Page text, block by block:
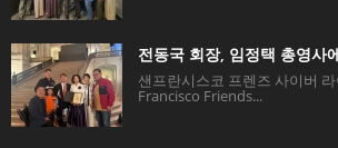
전동국 회장, 임정택 총영사
샌프란시스코 프렌즈 사이버
Francisco Friends...